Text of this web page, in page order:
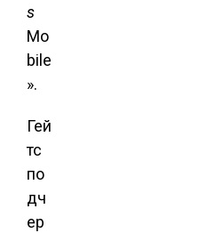
s
Mo
bile
».
Гей
тс
по
дч
ер